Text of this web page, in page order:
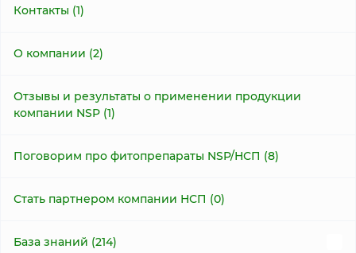
Контакты (1)
О компании (2)
Отзывы и результаты о применении продукции
компании NSP (1)
Поговорим про фитопрепараты NSP/НСП (8)
Стать партнером компании НСП (0)
База знаний (214)